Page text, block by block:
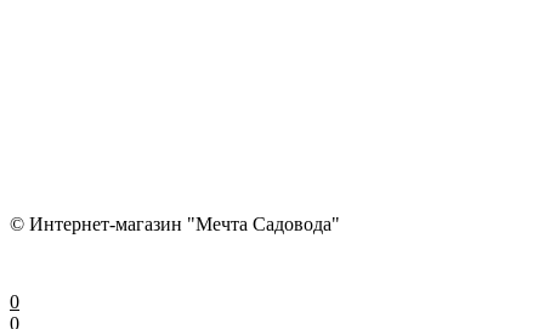
© Интернет-магазин "Мечта Садовода"
0
0